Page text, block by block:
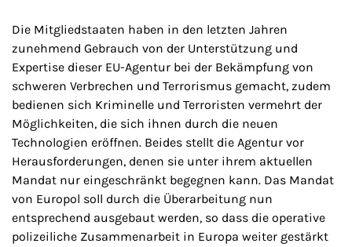
Die Mitgliedstaaten haben in den letzten Jahren
zunehmend Gebrauch von der Unterstützung und
Expertise dieser EU-Agentur bei der Bekämpfung von
schweren Verbrechen und Terrorismus gemacht, zudem
bedienen sich Kriminelle und Terroristen vermehrt der
Möglichkeiten, die sich ihnen durch die neuen
Technologien eröffnen. Beides stellt die Agentur vor
Herausforderungen, denen sie unter ihrem aktuellen
Mandat nur eingeschränkt begegnen kann. Das Mandat
von Europol soll durch die Überarbeitung nun
entsprechend ausgebaut werden, so dass die operative
polizeiliche Zusammenarbeit in Europa weiter gestärkt